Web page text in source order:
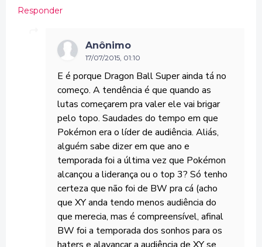
Responder
Anônimo
17/07/2015, 01:10
E é porque Dragon Ball Super ainda tá no
começo. A tendência é que quando as
lutas começarem pra valer ele vai brigar
pelo topo. Saudades do tempo em que
Pokémon era o líder de audiência. Aliás,
alguém sabe dizer em que ano e
temporada foi a última vez que Pokémon
alcançou a liderança ou o top 3? Só tenho
certeza que não foi de BW pra cá (acho
que XY anda tendo menos audiência do
que merecia, mas é compreensível, afinal
BW foi a temporada dos sonhos para os